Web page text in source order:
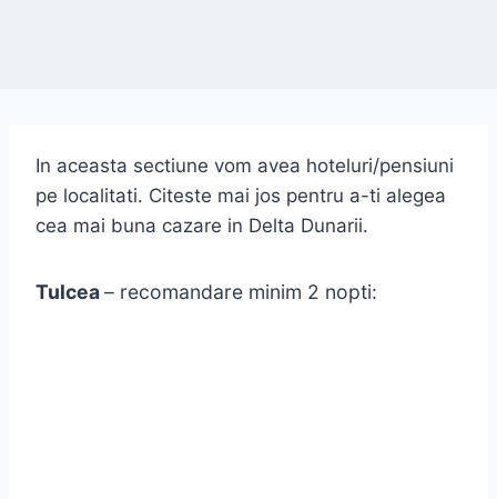
In aceasta sectiune vom avea hoteluri/pensiuni
pe localitati. Citeste mai jos pentru a-ti alegea
cea mai buna cazare in Delta Dunarii.
Tulcea– recomandare minim 2 nopti: